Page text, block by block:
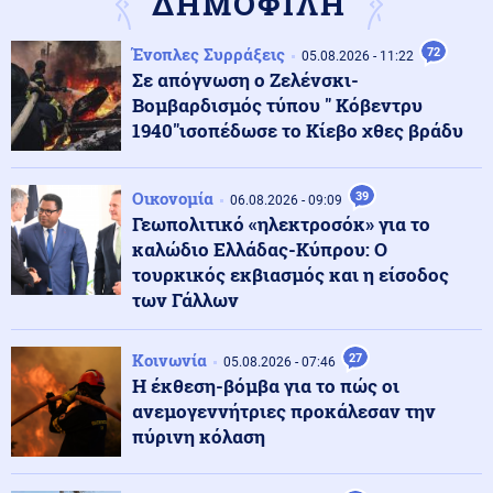
Οικονομία 06.08.2026 - 18:08
Apollo: Εξαγοράζει την easyJet έναντι 5,7 δισ. λιρών με
τη στήριξη της οικογένειας Χατζηιωάννου
Εσωτερική Ασφάλεια
Φωτιά στην Κολυμπάδα Σκύρου, επιχειρούν 8
αεροσκάφη και δύο ελικόπτερα
Εσωτερική Ασφάλεια
Καλύτερη η εικόνα της φωτιάς στην Aγία Μαρίνα
Ηλείας, σηκώθηκαν τρία αεροσκάφη, δείτε
φωτογραφίες
06.08.2026 - 18:00
ΕΝΕΡΓΕΙΑΚΗ ΒΟΜΒΑ ΣΤΗΝ ΜΕΣΟΓΕΙΟ! Η Γαλλία
Κύπρου
Ένοπλες Συρράξεις 05.08.2026 - 11:22 72
Σε απόγνωση ο Ζελένσκι-
Βομβαρδισμός τύπου " Κόβεντρυ
1940"ισοπέδωσε το Κίεβο χθες βράδυ
Οικονομία 06.08.2026 - 09:09 39
Γεωπολιτικό «ηλεκτροσόκ» για το
καλώδιο Ελλάδας-Κύπρου: Ο
τουρκικός εκβιασμός και η είσοδος
των Γάλλων
Κοινωνία 05.08.2026 - 07:46 27
Η έκθεση-βόμβα για το πώς οι
ανεμογεννήτριες προκάλεσαν την
πύρινη κόλαση